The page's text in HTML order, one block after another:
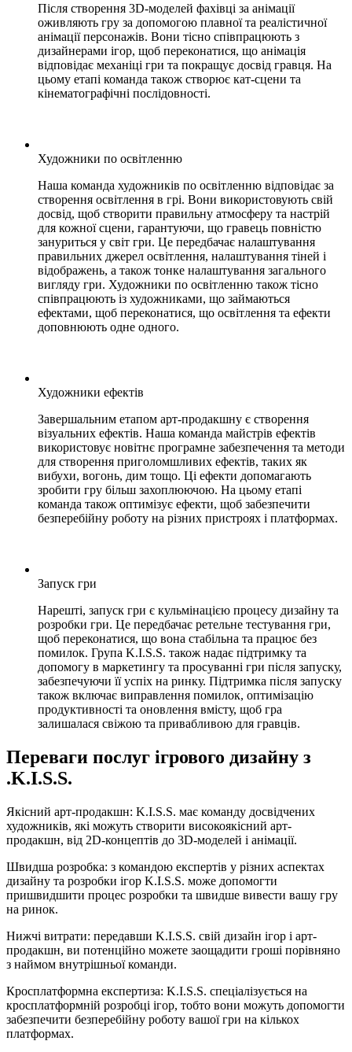
Після створення 3D-моделей фахівці за анімації
оживляють гру за допомогою плавної та реалістичної
анімації персонажів. Вони тісно співпрацюють з
дизайнерами ігор, щоб переконатися, що анімація
відповідає механіці гри та покращує досвід гравця. На
цьому етапі команда також створює кат-сцени та
кінематографічні послідовності.
Художники по освітленню
Наша команда художників по освітленню відповідає за
створення освітлення в грі. Вони використовують свій
досвід, щоб створити правильну атмосферу та настрій
для кожної сцени, гарантуючи, що гравець повністю
зануриться у світ гри. Це передбачає налаштування
правильних джерел освітлення, налаштування тіней і
відображень, а також тонке налаштування загального
вигляду гри. Художники по освітленню також тісно
співпрацюють із художниками, що займаються
ефектами, щоб переконатися, що освітлення та ефекти
доповнюють одне одного.
Художники ефектів
Завершальним етапом арт-продакшну є створення
візуальних ефектів. Наша команда майстрів ефектів
використовує новітнє програмне забезпечення та методи
для створення приголомшливих ефектів, таких як
вибухи, вогонь, дим тощо. Ці ефекти допомагають
зробити гру більш захоплюючою. На цьому етапі
команда також оптимізує ефекти, щоб забезпечити
безперебійну роботу на різних пристроях і платформах.
Запуск гри
Нарешті, запуск гри є кульмінацією процесу дизайну та
розробки гри. Це передбачає ретельне тестування гри,
щоб переконатися, що вона стабільна та працює без
помилок. Група K.I.S.S. також надає підтримку та
допомогу в маркетингу та просуванні гри після запуску,
забезпечуючи її успіх на ринку. Підтримка після запуску
також включає виправлення помилок, оптимізацію
продуктивності та оновлення вмісту, щоб гра
залишалася свіжою та привабливою для гравців.
Переваги послуг ігрового дизайну з
.K.I.S.S.
Якісний арт-продакшн: K.I.S.S. має команду досвідчених
художників, які можуть створити високоякісний арт-
продакшн, від 2D-концептів до 3D-моделей і анімації.
Швидша розробка: з командою експертів у різних аспектах
дизайну та розробки ігор K.I.S.S. може допомогти
пришвидшити процес розробки та швидше вивести вашу гру
на ринок.
Нижчі витрати: передавши K.I.S.S. свій дизайн ігор і арт-
продакшн, ви потенційно можете заощадити гроші порівняно
з наймом внутрішньої команди.
Кросплатформна експертиза: K.I.S.S. спеціалізується на
кросплатформній розробці ігор, тобто вони можуть допомогти
забезпечити безперебійну роботу вашої гри на кількох
платформах.